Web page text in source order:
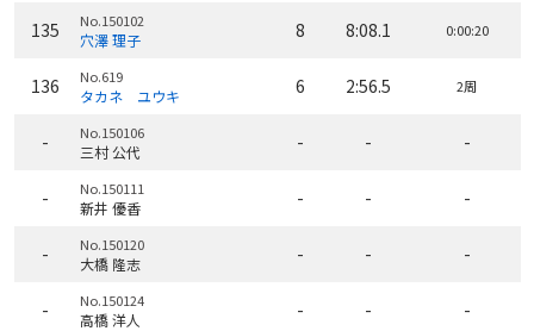
135 No.150102
穴澤 理子 8 8:08.1 0:00:20
136 No.619
タカネ ユウキ 6 2:56.5 2周
- No.150106
三村 公代 - - -
- No.150111
新井 優香 - - -
- No.150120
大橋 隆志 - - -
- No.150124
高橋 洋人 - - -